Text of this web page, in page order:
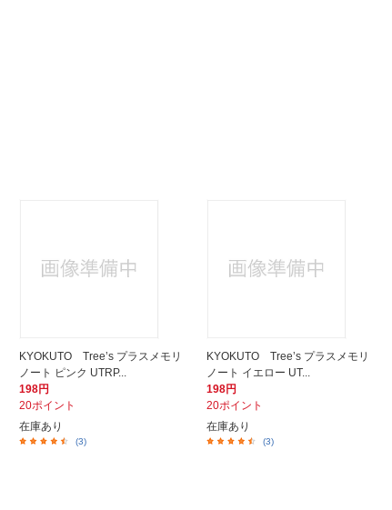
KYOKUTO Tree’s プラスメモリ
ノート ピンク UTRP...
198円
20ポイント
在庫あり
(3)
KYOKUTO Tree’s プラスメモリ
ノート イエロー UT...
198円
20ポイント
在庫あり
(3)